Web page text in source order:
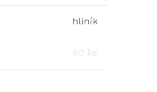
hliník
60 kg